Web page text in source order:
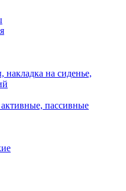
на сиденье,
пассивные